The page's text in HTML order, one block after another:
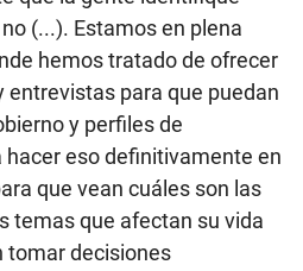
(...). Estamos en plena
hemos tratado de ofrecer
entrevistas para que puedan
y perfiles de
eso definitivamente en
que vean cuáles son las
temas que afectan su vida
tomar decisiones